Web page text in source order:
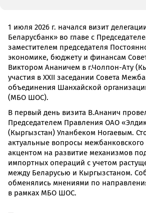
1 июля 2026 г. начался визит
Беларусбанк» во главе с
заместителем председателя
экономике, бюджету и финансам
Виктором Ананичем в г.Чолпон-Ату
участия в XXII заседании Совета
объединения Шанхайской
(МБО ШОС).
В первый день визита В.Ананич
Председателем Правления ОАО
(Кыргызстан) Уланбеком Ногаевым.
актуальные вопросы межбанковского
акцентом на развитие механизмов
импортных операций с учетом
между Беларусью и Кыргызстаном.
обменялись мнениями по
в рамках МБО ШОС.